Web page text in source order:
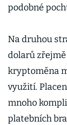
podobné
Na druhou
dolarů zřejmě
kryptoměna
využití.
mnoho
platebních